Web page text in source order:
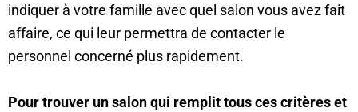
indiquer à votre famille avec quel salon vous avez fait
affaire, ce qui leur permettra de contacter le
personnel concerné plus rapidement.
Pour trouver un salon qui remplit tous ces critères et